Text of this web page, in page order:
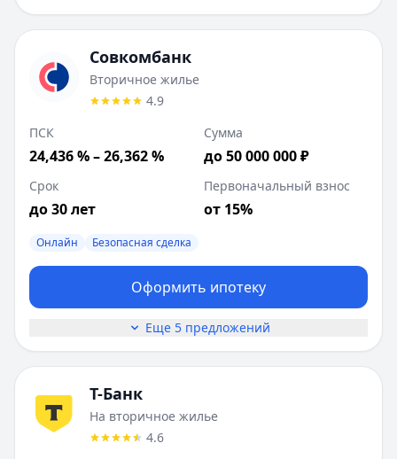
Совкомбанк
Вторичное жилье
4.9
ПСК
24,436 % – 26,362 %
Сумма
до 50 000 000 ₽
Срок
до 30 лет
Первоначальный взнос
от 15%
Онлайн Безопасная сделка
Оформить ипотеку
Еще 5 предложений
Т-Банк
На вторичное жилье
4.6